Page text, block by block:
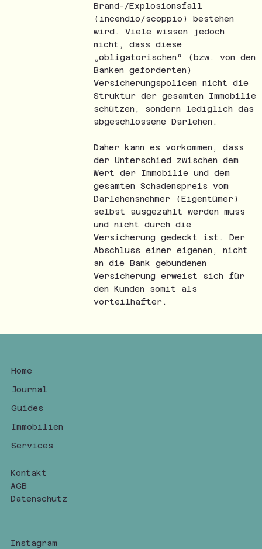
Brand-/Explosionsfall
(incendio/scoppio) bestehen
wird. Viele wissen jedoch
nicht, dass diese
„obligatorischen“ (bzw. von den
Banken geforderten)
Versicherungspolicen nicht die
Struktur der gesamten Immobilie
schützen, sondern lediglich das
abgeschlossene Darlehen.
Daher kann es vorkommen, dass
der Unterschied zwischen dem
Wert der Immobilie und dem
gesamten Schadenspreis vom
Darlehensnehmer (Eigentümer)
selbst ausgezahlt werden muss
und nicht durch die
Versicherung gedeckt ist. Der
Abschluss einer eigenen, nicht
an die Bank gebundenen
Versicherung erweist sich für
den Kunden somit als
vorteilhafter.
Home
Journal
Guides
Immobilien
Services
Kontakt
AGB
Datenschutz
Instagram